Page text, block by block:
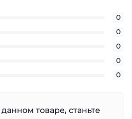
0
0
0
0
0
товаре, станьте